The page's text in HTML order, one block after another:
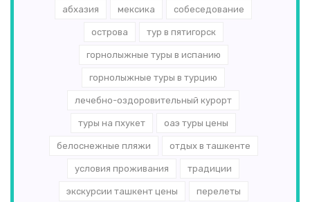
абхазия мексика собеседование
острова тур в пятигорск
горнолыжные туры в испанию
горнолыжные туры в турцию
лечебно-оздоровительный курорт
туры на пхукет оаэ туры цены
белоснежные пляжи отдых в ташкенте
условия проживания традиции
экскурсии ташкент цены перелеты